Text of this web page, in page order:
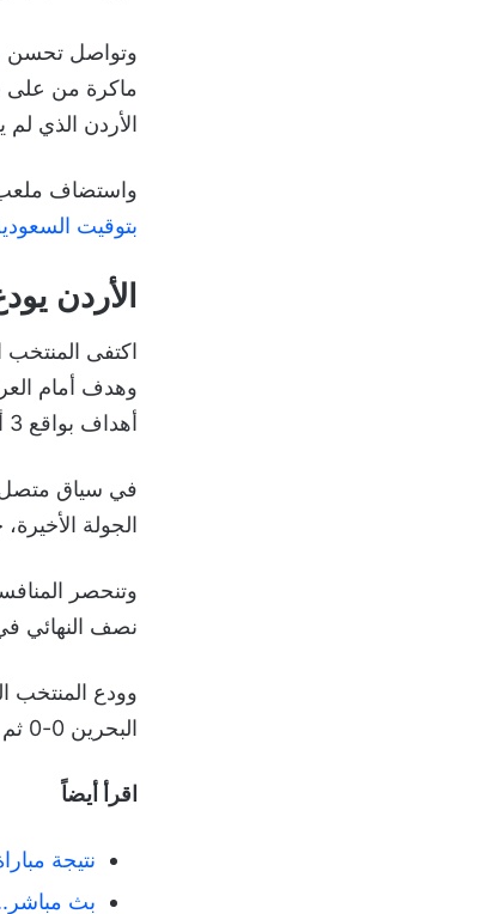
ماكرة من على
الأردن الذي لم
واستضاف ملعب
بتوقيت
الأردن
أهداف بواقع 3 أهداف أمام عمان وهدف أمام السعودية في المجموعة الثانية.
الجولة
وتنحصر
نصف النهائي
وودع المنتخب
البحرين 0-0 ثم سوريا 1-1، وذلك بسبب تمكن الأردن و
اقرأ أيضاً
نتيجة
بث مباشر..